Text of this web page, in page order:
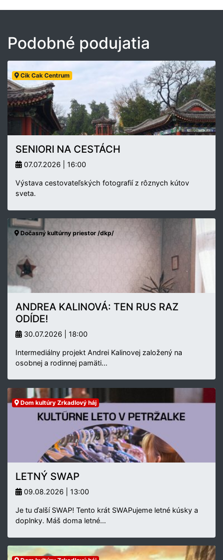
Podobné podujatia
Cik Cak Centrum
SENIORI NA CESTÁCH
07.07.2026 | 16:00
Výstava cestovateľských fotografií z rôznych kútov
sveta.
Dočasný kultúrny priestor /dkp/
ANDREA KALINOVÁ: TEN RUS RAZ
ODÍDE!
30.07.2026 | 18:00
Intermediálny projekt Andrei Kalinovej založený na
osobnej a rodinnej pamäti…
Dom kultúry Zrkadlový háj
LETNÝ SWAP
09.08.2026 | 13:00
Je tu ďalší SWAP! Tento krát SWAPujeme letné kúsky a
doplnky. Máš doma letné…